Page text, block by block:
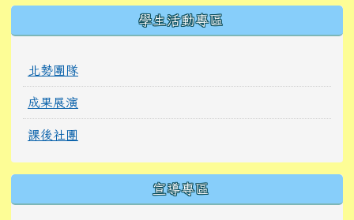
學生活動專區
北勢團隊
成果展演
課後社團
宣導專區